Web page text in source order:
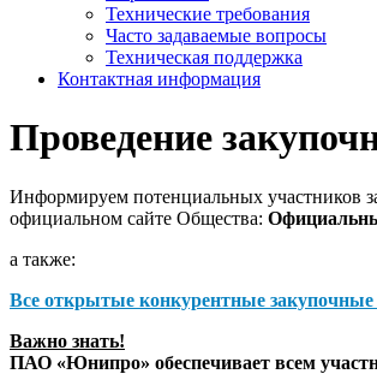
Технические требования
Часто задаваемые вопросы
Техническая поддержка
Контактная информация
Проведение
Информируем потенциальных участников
официальном сайте Общества:
а также:
Все открытые конкурентные
Важно знать!
ПАО «Юнипро» обеспечивает всем